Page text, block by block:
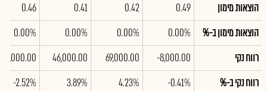
הוצאות מימון
0.49
0.42
0.41
0.46
הוצאות מימון ב-%
0.00%
0.00%
0.00%
0.00%
רווח נקי
-8,000.00
69,000.00
46,000.00
-37,000.00
רווח נקי ב-%
-0.41%
4.23%
3.89%
-2.52%